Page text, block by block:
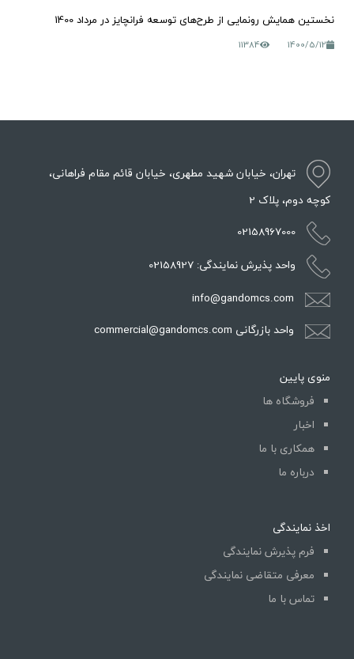
نخستین همایش رونمایی از طرح‌های توسعه فرانچایز در مرداد 1400
1400/5/12
11384
تهران، خیابان شهید مطهری، خیابان قائم مقام فراهانی،
کوچه دوم، پلاک 2
02158967000
واحد پذیرش نمایندگی: 02158927
info@gandomcs.com
واحد بازرگانی commercial@gandomcs.com
منوی پایین
فروشگاه ها
اخبار
همکاری با ما
درباره ما
اخذ نمایندگی
فرم پذیرش نمایندگی
معرفی متقاضی نمایندگی
تماس با ما